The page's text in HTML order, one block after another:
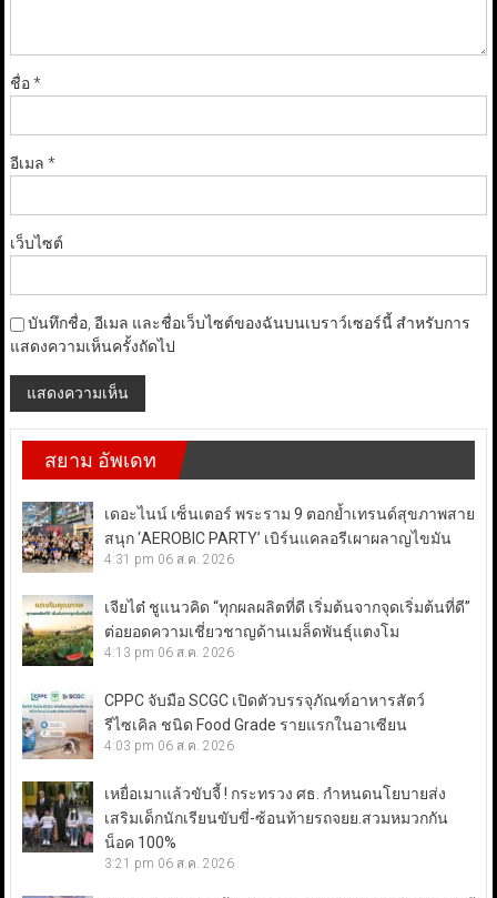
ชื่อ*
อีเมล *
เว็บไซต์
บันทึกชื่อ, อีเมล และชื่อเว็บไซต์ของฉันบนเบราว์เซอร์นี้ สำหรับการ
แสดงความเห็นครั้งถัดไป
สยาม อัพเดท
เดอะไนน์ เซ็นเตอร์ พระราม 9 ตอกย้ำเทรนด์สุขภาพสาย
สนุก ‘AEROBIC PARTY’ เบิร์นแคลอรีเผาผลาญไขมัน
4:31 pm 06 ส.ค. 2026
เจียไต๋ ชูแนวคิด “ทุกผลผลิตที่ดี เริ่มต้นจากจุดเริ่มต้นที่ดี”
ต่อยอดความเชี่ยวชาญด้านเมล็ดพันธุ์แตงโม
4:13 pm 06 ส.ค. 2026
CPPC จับมือ SCGC เปิดตัวบรรจุภัณฑ์อาหารสัตว์
รีไซเคิล ชนิด Food Grade รายแรกในอาเซียน
4:03 pm 06 ส.ค. 2026
เหยื่อเมาแล้วขับจี้ ! กระทรวง ศธ. กำหนดนโยบายส่ง
เสริมเด็กนักเรียนขับขี่-ซ้อนท้ายรถจยย.สวมหมวกกัน
น็อค 100%
3:21 pm 06 ส.ค. 2026